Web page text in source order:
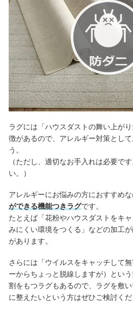
ラグには「ハウスダストの舞い上が
徴があるので、アレルギー対策とし
う。
（ただし、適切なお手入れは必要で
い。）
アレルギーにお悩みの方におすすめな
ができる機能つきラグです。
たとえば「花粉やハウスダストをキ
みにくい環境をつくる」などの加工
があります。
さらには「ウイルスをキャッチして
ーからちょっと脱線しますが）とい
割をもつラグもあるので、ラグを敷
に整えたいという方はぜひご検討くだ